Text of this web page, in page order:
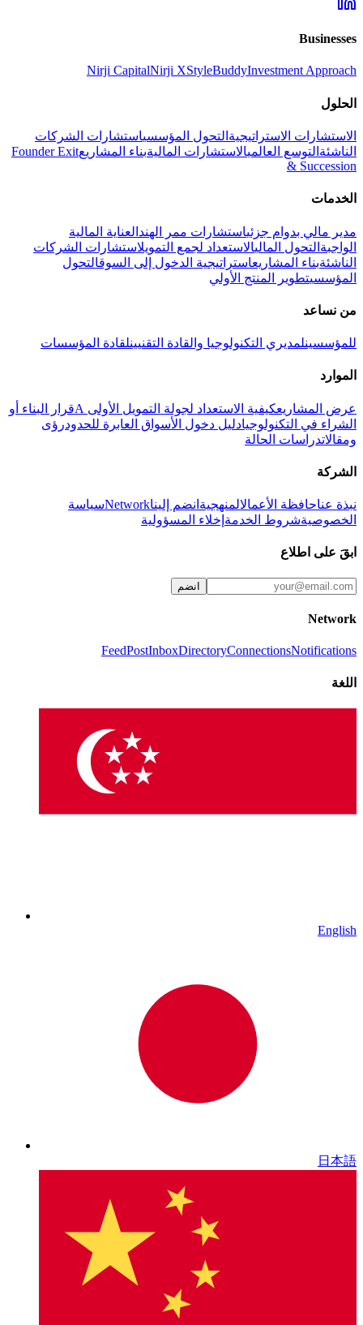
Businesses
Nirji CapitalNirji XStyleBuddyInvestment Approach
الحلول
الاستشارات الاستراتيجية التحول المؤسسياستشارات الشركات
الناشئة التوسع العالميالاستشارات الماليةبناء المشاريعFounder Exit
& Succession
الخدمات
مدير مالي بدوام جزئياستشارات ممر الهند العناية المالية
الواجبة التحول الماليالاستعداد لجمع التمويلاستشارات الشركات
الناشئةبناء المشاريعاستراتيجية الدخول إلى السوقالتحول
المؤسسيتطوير المنتج الأولي
من نساعد
للمؤسسينلمديري التكنولوجيا والقادة التقنيينلقادة المؤسسات
الموارد
عرض المشاريعكيفية الاستعداد لجولة التمويل الأولى A
قرار البناء أو
الشراء في التكنولوجيادليل دخول الأسواق العابرة للحدودرؤى
ومقالاتدراسات الحالة
الشركة
نبذة عناحافظة الأعمالالمنهجية انضم إليناNetworkسياسة
الخصوصيةشروط الخدمة إخلاء المسؤولية
ابقَ على اطلاع
انضم
Network
FeedPostInboxDirectoryConnectionsNotifications
اللغة
English
日本語